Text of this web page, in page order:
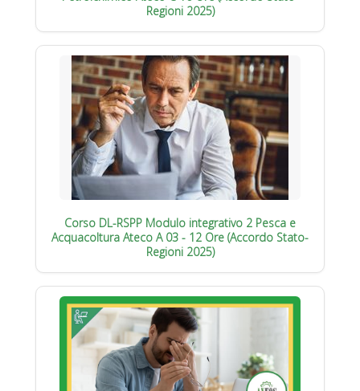
Regioni 2025)
Corso DL-RSPP Modulo integrativo 2 Pesca e
Acquacoltura Ateco A 03 - 12 Ore (Accordo Stato-
Regioni 2025)